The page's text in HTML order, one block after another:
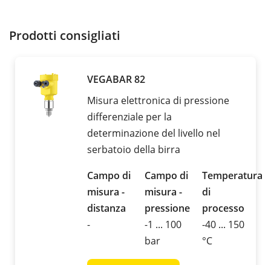
Prodotti consigliati
VEGABAR 82
Misura elettronica di pressione
differenziale per la
determinazione del livello nel
serbatoio della birra
Campo di
misura -
distanza
-
Campo di
misura -
pressione
-1 ... 100
bar
Temperatura
di
processo
-40 ... 150
°C